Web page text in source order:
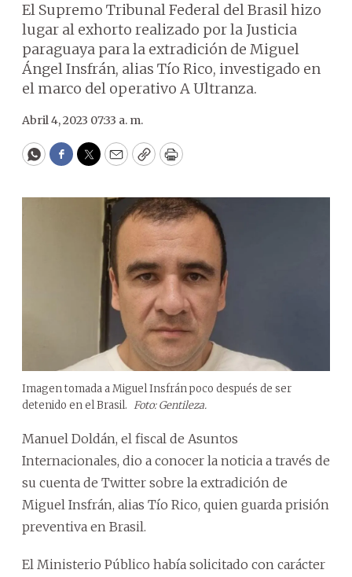
El Supremo Tribunal Federal del Brasil hizo
lugar al exhorto realizado por la Justicia
paraguaya para la extradición de Miguel
Ángel Insfrán, alias Tío Rico, investigado en
el marco del operativo A Ultranza.
Abril 4, 2023 07:33 a. m.
WhatsApp
Facebook
Twitter
EmailCopyPrint
Imagen tomada a Miguel Insfrán poco después de ser
detenido en el Brasil. Foto: Gentileza.
Manuel Doldán, el fiscal de Asuntos
Internacionales, dio a conocer la noticia a través de
su cuenta de Twitter sobre la extradición de
Miguel Insfrán, alias Tío Rico, quien guarda prisión
preventiva en Brasil.
El Ministerio Público había solicitado con carácter